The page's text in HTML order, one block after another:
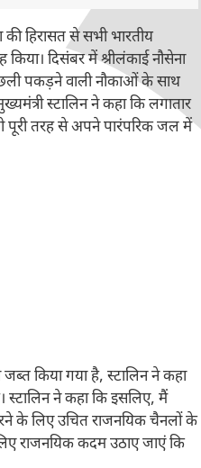
हिरासत से सभी भारतीय
दिसंबर में श्रीलंकाई नौसेना
पकड़ने वाली नौकाओं के साथ
स्टालिन ने कहा कि लगातार
पूरी तरह से अपने पारंपरिक जल में
किया गया है, स्टालिन ने कहा
ने कहा कि इसलिए, मैं
के लिए उचित राजनयिक चैनलों के
राजनयिक कदम उठाए जाएं कि